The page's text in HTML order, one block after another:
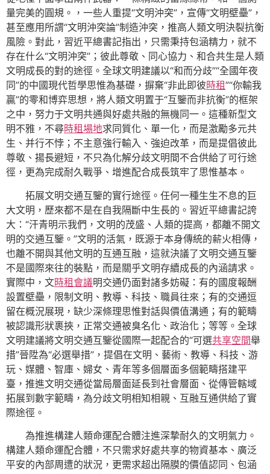
量完美的圓規。，一些人重提“文明沖突”，宣傳“文明壁壘”，
甚至應用所謂“文明沖突論”制造沖突，推高人類文明決裂抗衡
風險。對此，習近平總書記指出，只需秉持包涵精力，就不
存在什么“文明沖突”；彼此尊敬、同心協力、和合共生是人類
文明成長的對的途徑。全球文明建議以“和而分歧”“全國年夜
同”的中國現代哲學思惟為基礎，摒棄“非此即彼時租”“你輸我
贏”的零和博弈思想，將人類文明置于“互鑒而非抗衡”的框架
之中，努力于文明共通與好處共融的無機同一。這種新型文
明不雅，不尋時租場地求同質化、單一化，而是激勵多元共
生、并行不悖；不主意強行輸入、強迫改革，而是提倡彼此
尊敬、揚長避短，不只為化解分歧文明間不合供給了可行途
徑，更為完成耐久戰爭、增進配合成長筑牢了思惟基本。
拓展文明交通互鑒的實行途徑。任何一種生生不息的巨
大文明，歷來都不是在自我隔斷中生長的。習近平總書記誇
大：“汗青明示我們，文明的茂盛、人類的提高，都離不開文
明的交通互鑒。”文明的活氣，既源于本身傳統的薪火相傳，
也離不開與其他文明的互通互融，這就決議了文明交通互鑒
不是國際來往的裝點，而是關乎文明存續成長的內涵請求。
實際中，文時租會議明交通仍面對諸多妨礙：有的國度報酬
設置壁壘，限制文明、教導、科技、職員往來；有的交通逗
留在概況展現，缺少深條理思惟對話與價值溝通；有的範疇
被認識形狀裹挾，正常交通被臭名化、政治化；等等。全球
文明建議將文明交通互鑒從國際一起配合的“可選共享空間舉
措”晉陞為“必選舉措”，提倡在文明、藝術、教導、科技、游
玩、媒體、智庫、婦女、青年等多個層面多個範疇搭建平
臺，推進文明交通從當局層面延長到社會層面、從傳管轄域
拓展到數字範疇，為分歧文明相知相親、互融互通供給了實
際途徑。
為推進構建人類命運配合體注進深摯耐久的文明氣力。
構建人類命運配合體，不只需求好處共享的物資基本、廣泛
平安的內部周遭的狀況，更需求超出隔膜的價值認同、包涵